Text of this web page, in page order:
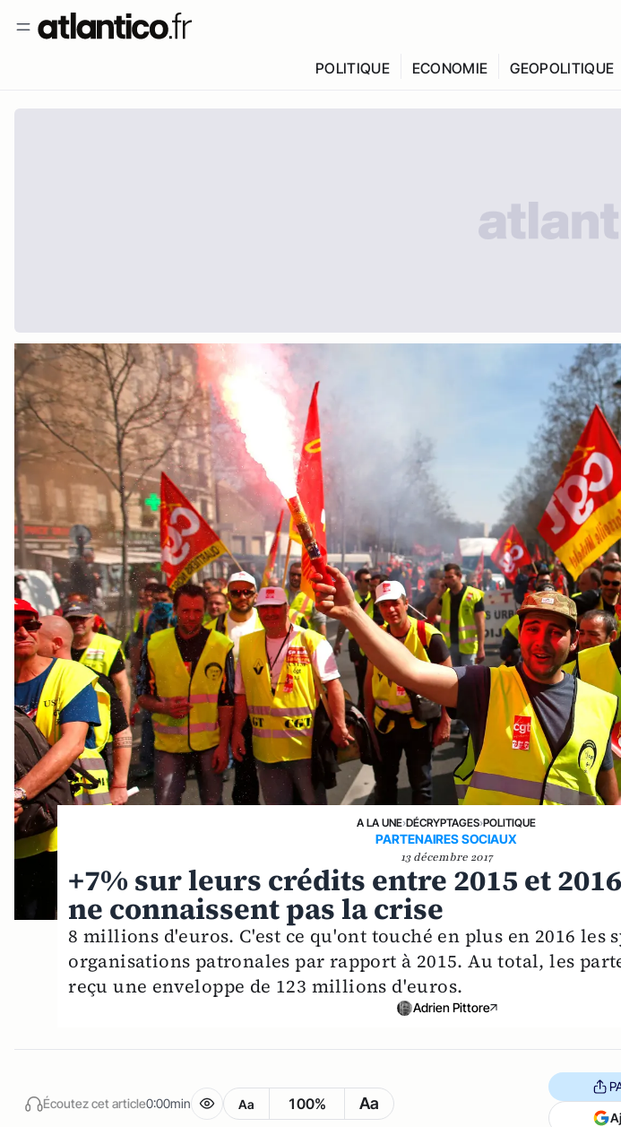
POLITIQUE ECONOMIE GEOPOLITIQUE
A LA UNE›DÉCRYPTAGES›POLITIQUE
PARTENAIRES SOCIAUX
13 décembre 2017
+7% sur leurs crédits entre 2015 et
ne connaissent pas la crise
8 millions d'euros. C'est ce qu'ont touché en plus en 2016 les
organisations patronales par rapport à 2015. Au total, les
reçu une enveloppe de 123 millions d'euros.
Adrien Pittore
Écoutez cet article0:00min Aa 100% Aa